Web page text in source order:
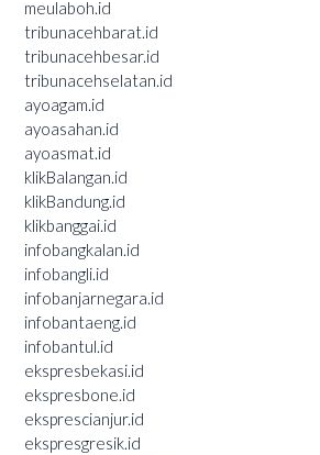
meulaboh.id
tribunacehbarat.id
tribunacehbesar.id
tribunacehselatan.id
ayoagam.id
ayoasahan.id
ayoasmat.id
klikBalangan.id
klikBandung.id
klikbanggai.id
infobangkalan.id
infobangli.id
infobanjarnegara.id
infobantaeng.id
infobantul.id
ekspresbekasi.id
ekspresbone.id
eksprescianjur.id
ekspresgresik.id